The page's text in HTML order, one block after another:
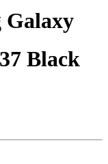
Galaxy
Black